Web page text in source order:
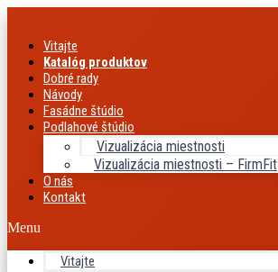
obsah
Vitajte
Katalóg produktov
Dobré rady
Návody
Fasádne štúdio
Podlahové štúdio
Vizualizácia miestnosti
Vizualizácia miestnosti – FirmFit
O nás
Kontakt
Menu
Vitajte